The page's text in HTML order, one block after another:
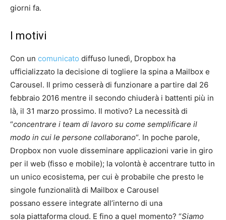
giorni fa.
I motivi
Con un comunicato diffuso lunedì, Dropbox ha
ufficializzato la decisione di togliere la spina a Mailbox e
Carousel. Il primo cesserà di funzionare a partire dal 26
febbraio 2016 mentre il secondo chiuderà i battenti più in
là, il 31 marzo prossimo. Il motivo? La necessità di
“concentrare i team di lavoro su come semplificare il
modo in cui le persone collaborano“. In poche parole,
Dropbox non vuole disseminare applicazioni varie in giro
per il web (fisso e mobile); la volontà è accentrare tutto in
un unico ecosistema, per cui è probabile che presto le
singole funzionalità di Mailbox e Carousel
possano essere integrate all’interno di una
sola piattaforma cloud. E fino a quel momento? “Siamo